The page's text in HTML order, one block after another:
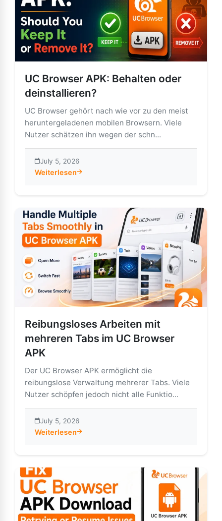
UC Browser APK: Behalten oder
deinstallieren?
UC Browser gehört nach wie vor zu den meist
heruntergeladenen mobilen Browsern. Viele
Nutzer schätzen ihn wegen der schn...
July 5, 2026
Weiterlesen
about UC Browser APK: Behalten oder deinstallieren?
Reibungsloses Arbeiten mit
mehreren Tabs im UC Browser
APK
Der UC Browser APK ermöglicht die
reibungslose Verwaltung mehrerer Tabs. Viele
Nutzer schöpfen jedoch nicht alle Funktio...
July 5, 2026
Weiterlesen
about Reibungsloses Arbeiten mit mehreren Tabs im